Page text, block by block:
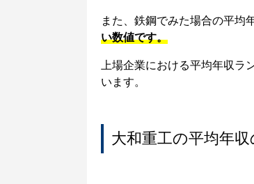
また、鉄鋼でみた場合の平均
い数値です。
上場企業における平均年収ラ
います。
大和重工の平均年収